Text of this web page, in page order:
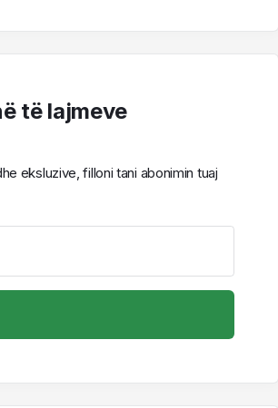
të lajmeve
eksluzive, filloni tani abonimin tuaj